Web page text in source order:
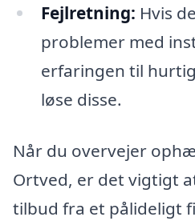
Fejlretning: Hvis
problemer med
erfaringen til
løse disse.
Når du overvejer
Ortved, er det vigtigt
tilbud fra et pålideligt